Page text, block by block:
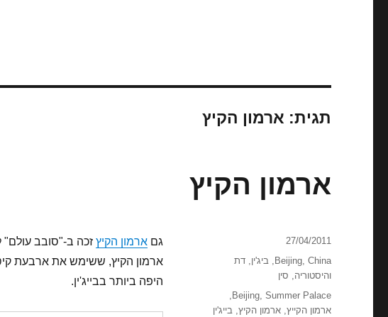
תגית: ארמון הקיץ
ארמון הקיץ
גם ארמון הקיץזכה ב-"סובב עולם"
ארמון הקיץ, ששימש את ארבעת
היפה ביותר בבייג'ין.
פורסם
בתאריך
27/04/2011
קטגוריותBeijing, China
,ביג'ין,דת
והיסטוריה, סין
תגיות
Beijing, Summer Palace
,
ארמון הקייץ,ארמון הקיץ,בייג'ין